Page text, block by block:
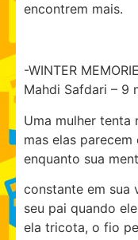
encontrem mais.
-WINTER
Mahdi Safdari – 9
Uma mulher tenta
mas elas
enquanto sua
constante em sua
seu pai quando
ela tricota, o fio